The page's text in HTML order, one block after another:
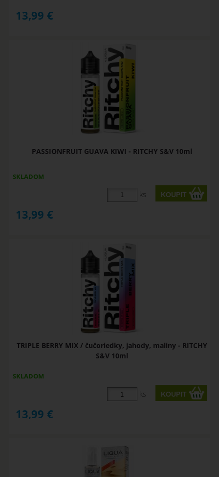
13,99 €
PASSIONFRUIT GUAVA KIWI - RITCHY S&V 10ml
SKLADOM
ks
13,99 €
TRIPLE BERRY MIX / čučoriedky, jahody, maliny - RITCHY
S&V 10ml
SKLADOM
ks
13,99 €